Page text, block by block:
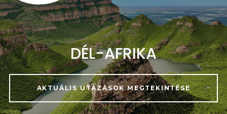
DÉL-AFRIKA
AKTUÁLIS UTAZÁSOK MEGTEKINTÉSE